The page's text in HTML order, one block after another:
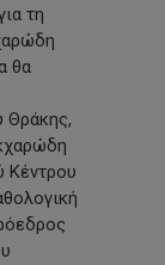
τη
θα
Θράκης,
Κέντρου